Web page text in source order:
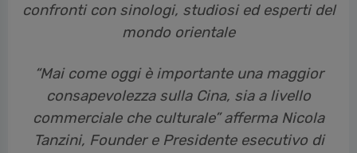
confronti con sinologi, studiosi ed esperti del
mondo orientale
“Mai come oggi è importante una maggior
consapevolezza sulla Cina, sia a livello
commerciale che culturale” afferma Nicola
Tanzini, Founder e Presidente esecutivo di